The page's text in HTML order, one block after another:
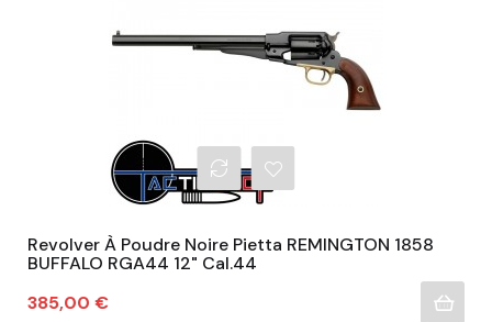
Revolver À Poudre Noire Pietta REMINGTON 1858
BUFFALO RGA44 12" Cal.44
Prix
385,00 €